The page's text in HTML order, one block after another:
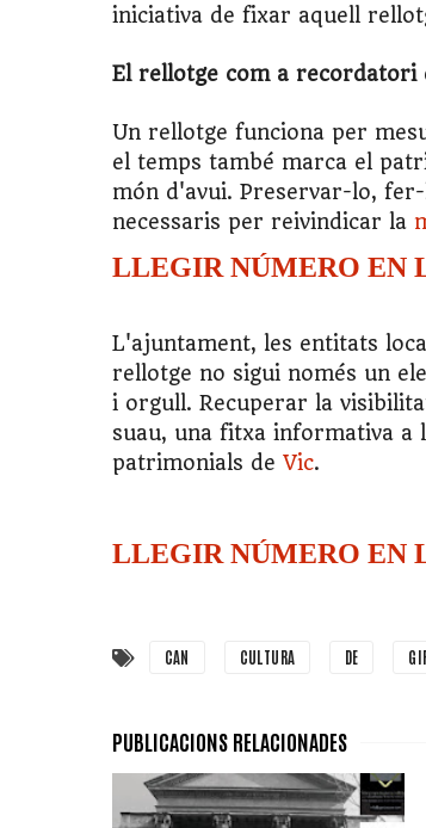
iniciativa de fixar aquell
El rellotge com a recordatori
Un rellotge funciona per
el temps també marca el
món d'avui. Preservar-lo,
necessaris per reivindicar la
LLEGIR NÚMERO EN
L'ajuntament, les entitats
rellotge no sigui només un
i orgull. Recuperar la
suau, una fitxa informativa a
patrimonials de Vic.
LLEGIR NÚMERO EN
CAN CULTURA DE